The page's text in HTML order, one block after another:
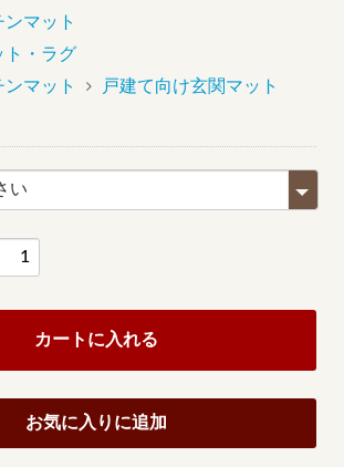
マット
ト・ラグ
マット
戸建て向け玄関マット
カートに入れる
お気に入りに追加